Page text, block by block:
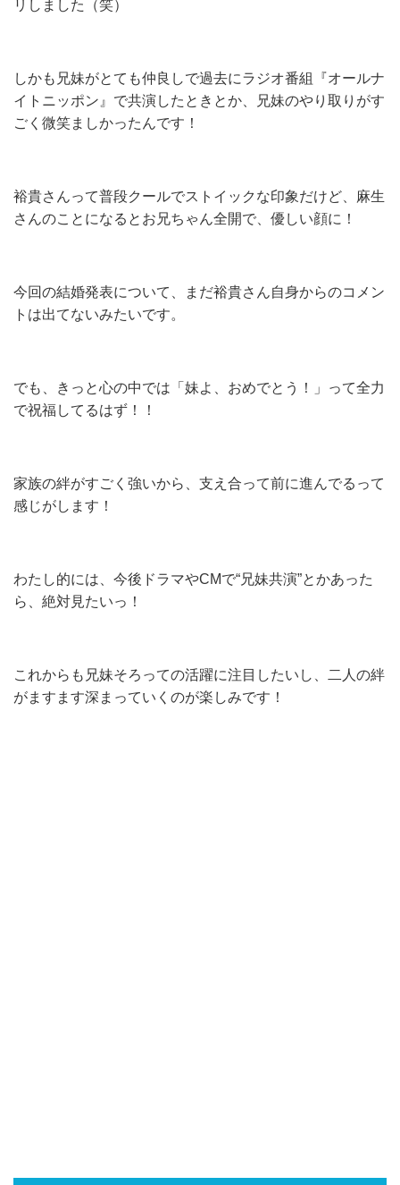
リしました（笑）
しかも兄妹がとても仲良しで過去にラジオ番組『オールナ
イトニッポン』で共演したときとか、兄妹のやり取りがす
ごく微笑ましかったんです！
裕貴さんって普段クールでストイックな印象だけど、麻生
さんのことになるとお兄ちゃん全開で、優しい顔に！
今回の結婚発表について、まだ裕貴さん自身からのコメン
トは出てないみたいです。
でも、きっと心の中では「妹よ、おめでとう！」って全力
で祝福してるはず！！
家族の絆がすごく強いから、支え合って前に進んでるって
感じがします！
わたし的には、今後ドラマやCMで“兄妹共演”とかあった
ら、絶対見たいっ！
これからも兄妹そろっての活躍に注目したいし、二人の絆
がますます深まっていくのが楽しみです！